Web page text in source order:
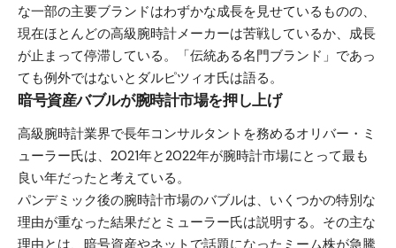
な一部の主要ブランドはわずかな成長を見せているものの、
現在ほとんどの高級腕時計メーカーは苦戦しているか、成長
が止まって停滞している。「伝統ある名門ブランド」であっ
ても例外ではないとダルピツィオ氏は語る。
暗号資産バブルが腕時計市場を押し上げ
高級腕時計業界で長年コンサルタントを務めるオリバー・ミ
ューラー氏は、2021年と2022年が腕時計市場にとって最も
良い年だったと考えている。
パンデミック後の腕時計市場のバブルは、いくつかの特別な
理由が重なった結果だとミューラー氏は説明する。その主な
理由とは、暗号資産やネットで話題になったミーム株が急騰